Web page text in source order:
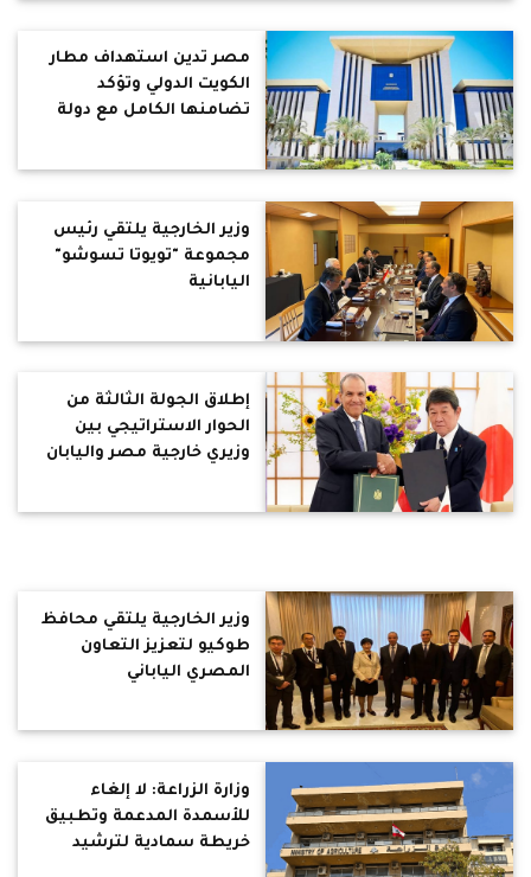
مصر تدين استهداف مطار
الكويت الدولي وتؤكد
تضامنها الكامل مع دولة
وزير الخارجية يلتقي رئيس
مجموعة "تويوتا تسوشو"
اليابانية
إطلاق الجولة الثالثة من
الحوار الاستراتيجي بين
وزيري خارجية مصر واليابان
وزير الخارجية يلتقي محافظ
طوكيو لتعزيز التعاون
المصري الياباني
وزارة الزراعة: لا إلغاء
للأسمدة المدعمة وتطبيق
خريطة سمادية لترشيد